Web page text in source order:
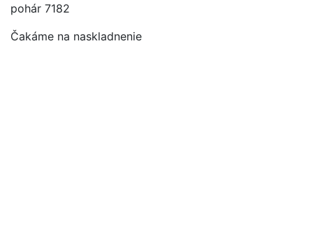
pohár 7182
Čakáme na naskladnenie